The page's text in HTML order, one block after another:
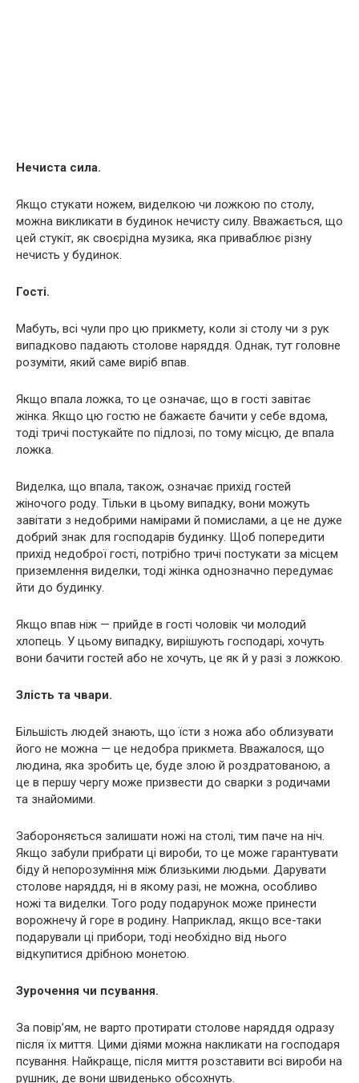
Нечиста сила.
Якщо стукати ножем, виделкою чи ложкою по столу,
можна викликати в будинок нечисту силу. Вважається, що
цей стукіт, як своєрідна музика, яка приваблює різну
нечисть у будинок.
Гості.
Мабуть, всі чули про цю прикмету, коли зі столу чи з рук
випадково падають столове наряддя. Однак, тут головне
розуміти, який саме виріб впав.
Якщо впала ложка, то це означає, що в гості завітає
жінка. Якщо цю гостю не бажаєте бачити у себе вдома,
тоді тричі постукайте по підлозі, по тому місцю, де впала
ложка.
Виделка, що впала, також, означає прихід гостей
жіночого роду. Тільки в цьому випадку, вони можуть
завітати з недобрими намірами й помислами, а це не дуже
добрий знак для господарів будинку. Щоб попередити
прихід недоброї гості, потрібно тричі постукати за місцем
приземлення виделки, тоді жінка однозначно передумає
йти до будинку.
Якщо впав ніж — прийде в гості чоловік чи молодий
хлопець. У цьому випадку, вирішують господарі, хочуть
вони бачити гостей або не хочуть, це як й у разі з ложкою.
Злість та чвари.
Більшість людей знають, що їсти з ножа або облизувати
його не можна — це недобра прикмета. Вважалося, що
людина, яка зробить це, буде злою й роздратованою, а
це в першу чергу може призвести до сварки з родичами
та знайомими.
Забороняється залишати ножі на столі, тим паче на ніч.
Якщо забули прибрати ці вироби, то це може гарантувати
біду й непорозуміння між близькими людьми. Дарувати
столове наряддя, ні в якому разі, не можна, особливо
ножі та виделки. Того роду подарунок може принести
ворожнечу й горе в родину. Наприклад, якщо все-таки
подарували ці прибори, тоді необхідно від нього
відкупитися дрібною монетою.
Зурочення чи псування.
За повір’ям, не варто протирати столове наряддя одразу
після їх миття. Цими діями можна накликати на господаря
псування. Найкраще, після миття розставити всі вироби на
рушник, де вони швиденько обсохнуть.